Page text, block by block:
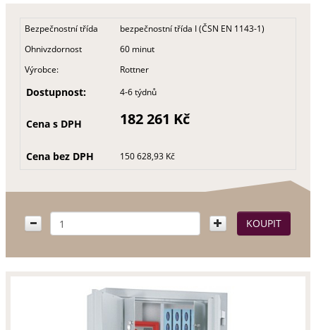
Bezpečnostní třída
bezpečnostní třída I (ČSN EN 1143-1)
Ohnivzdornost
60 minut
Výrobce:
Rottner
Dostupnost: 4-6 týdnů
Cena s DPH 182 261 Kč
Cena bez DPH 150 628,93 Kč